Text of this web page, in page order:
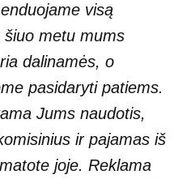
visą
metu mums
dalinamės, o
pasidaryti patiems.
Jums naudotis,
ir pajamas iš
joje. Reklama